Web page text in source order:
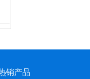
销产品